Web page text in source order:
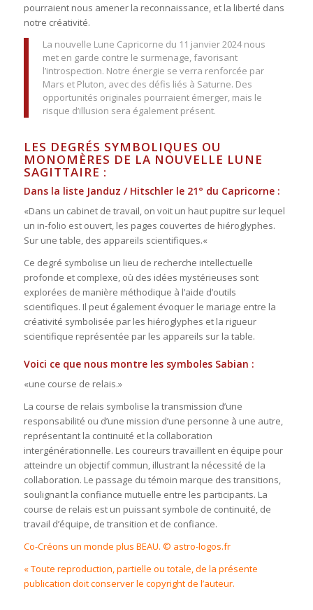
pourraient nous amener la reconnaissance, et la liberté dans
notre créativité.
La nouvelle Lune Capricorne du 11 janvier 2024 nous
met en garde contre le surmenage, favorisant
l’introspection. Notre énergie se verra renforcée par
Mars et Pluton, avec des défis liés à Saturne. Des
opportunités originales pourraient émerger, mais le
risque d’illusion sera également présent.
LES DEGRÉS SYMBOLIQUES OU
MONOMÈRES DE LA NOUVELLE LUNE
SAGITTAIRE :
Dans la liste Janduz / Hitschler le 21° du Capricorne :
«Dans un cabinet de travail, on voit un haut pupitre sur lequel
un in-folio est ouvert, les pages couvertes de hiéroglyphes.
Sur une table, des appareils scientifiques.«
Ce degré symbolise un lieu de recherche intellectuelle
profonde et complexe, où des idées mystérieuses sont
explorées de manière méthodique à l’aide d’outils
scientifiques. Il peut également évoquer le mariage entre la
créativité symbolisée par les hiéroglyphes et la rigueur
scientifique représentée par les appareils sur la table.
Voici ce que nous montre les symboles Sabian :
«une course de relais.»
La course de relais symbolise la transmission d’une
responsabilité ou d’une mission d’une personne à une autre,
représentant la continuité et la collaboration
intergénérationnelle. Les coureurs travaillent en équipe pour
atteindre un objectif commun, illustrant la nécessité de la
collaboration. Le passage du témoin marque des transitions,
soulignant la confiance mutuelle entre les participants. La
course de relais est un puissant symbole de continuité, de
travail d’équipe, de transition et de confiance.
Co-Créons un monde plus BEAU. © astro-logos.fr
« Toute reproduction, partielle ou totale, de la présente
publication doit conserver le copyright de l’auteur.